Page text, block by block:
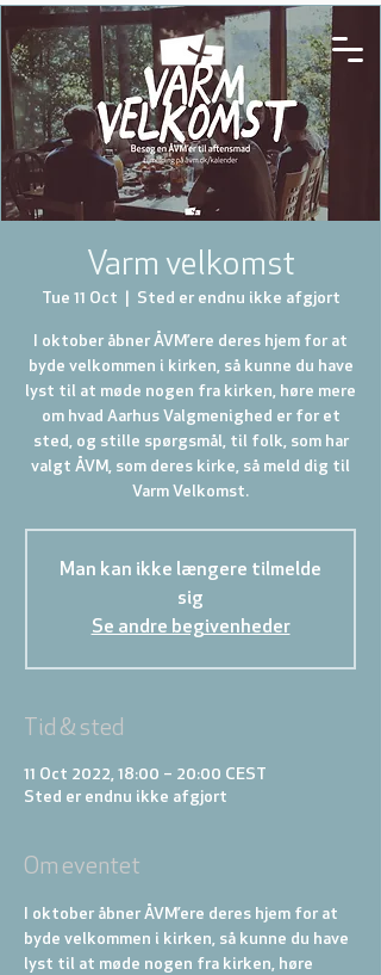
Varm velkomst
Tue 11 Oct Sted er endnu ikke afgjort
I oktober åbner ÅVM’ere deres hjem for at
byde velkommen i kirken, så kunne du have
lyst til at møde nogen fra kirken, høre mere
om hvad Aarhus Valgmenighed er for et
sted, og stille spørgsmål, til folk, som har
valgt ÅVM, som deres kirke, så meld dig til
Varm Velkomst.
Man kan ikke længere tilmelde
sig
Se andre begivenheder
Tid & sted
11 Oct 2022, 18:00 – 20:00 CEST
Sted er endnu ikke afgjort
Om eventet
I oktober åbner ÅVM’ere deres hjem for at
byde velkommen i kirken, så kunne du have
lyst til at møde nogen fra kirken, høre